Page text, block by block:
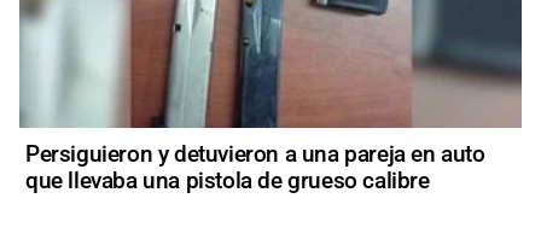
Persiguieron y detuvieron a una pareja en auto
que llevaba una pistola de grueso calibre